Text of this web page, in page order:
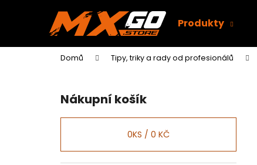
Produkty
Domů Tipy, triky a rady od profesionálů
Nákupní košík
0KS / 0 KČ
í
Zpět
do
obchodu
Zpět
do
obchodu